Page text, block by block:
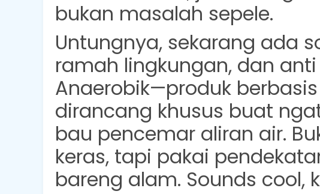
bukan masalah sepele.
Untungnya, sekarang ada
ramah lingkungan, dan
Anaerobik—produk
dirancang khusus buat
bau pencemar aliran air.
keras, tapi pakai
bareng alam. Sounds cool,